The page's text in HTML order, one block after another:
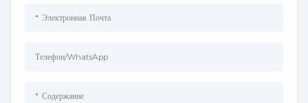
Электронная Почта
Телефон/WhatsApp
Содержание